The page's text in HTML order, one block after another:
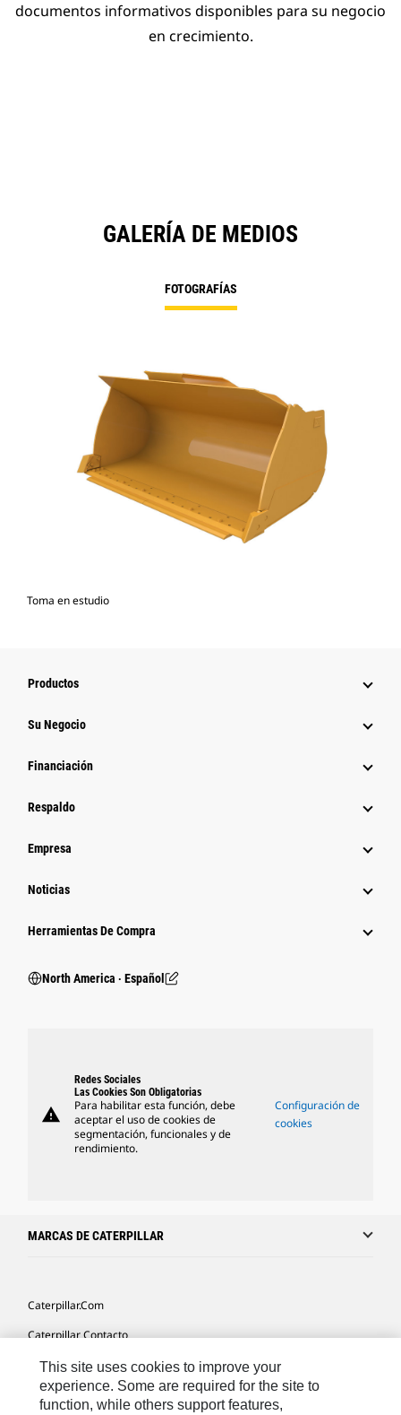
documentos informativos disponibles para su negocio
en crecimiento.
GALERÍA DE MEDIOS
FOTOGRAFÍAS
Toma en estudio
Productos
Su Negocio
Financiación
Respaldo
Empresa
Noticias
Herramientas De Compra
North America ‧ Español
warning
Redes Sociales
Las Cookies Son Obligatorias
Para habilitar esta función, debe
aceptar el uso de cookies de
segmentación, funcionales y de
rendimiento.
Configuración de
cookies
MARCAS DE CATERPILLAR
Caterpillar.com
Caterpillar Contacto
Mis Preferencias De Marketing
Site Map
This site uses cookies to improve your
experience. Some are required for the site to
function, while others support features,